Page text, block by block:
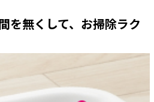
を無くして、お掃除ラク